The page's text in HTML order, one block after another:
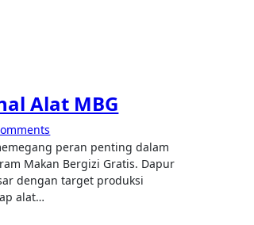
Alat MBG
Makan Bergizi Gratis. Dapur
dengan target produksi
alat…